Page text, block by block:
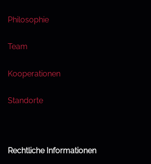
Philosophie
Team
Kooperationen
Standorte
Rechtliche Informationen